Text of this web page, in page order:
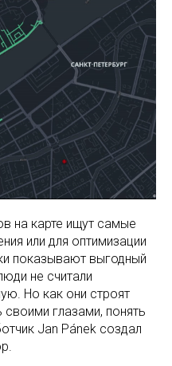
на карте ищут самые
или для оптимизации
показывают выгодный
не считали
Но как они строят
глазами, понять
Jan Pánek создал